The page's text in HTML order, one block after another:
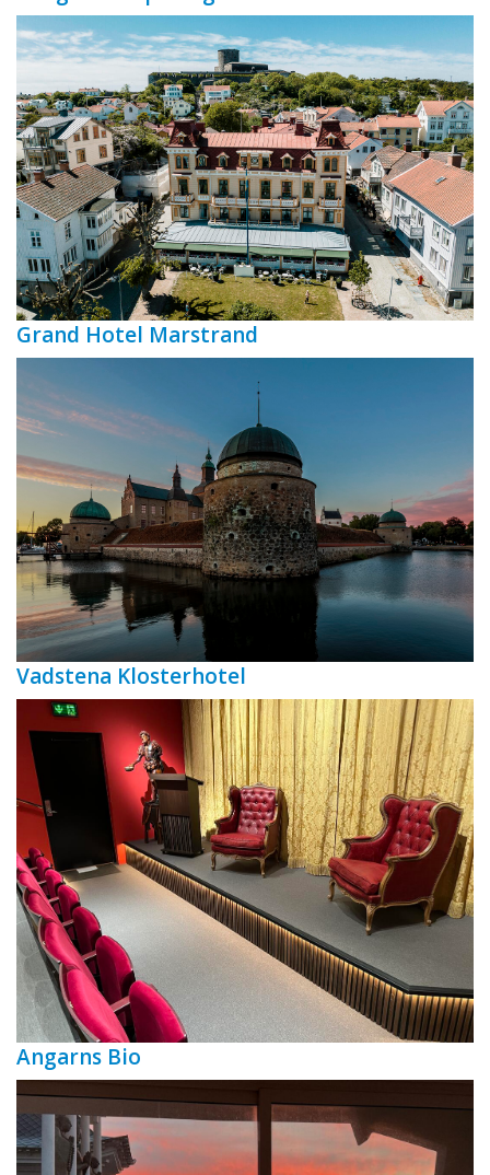
Grand Hotel Marstrand
Vadstena Klosterhotel
Angarns Bio